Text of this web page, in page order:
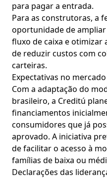
para pagar a entrada.
Para as construtoras, a
oportunidade de
fluxo de caixa e otimizar
de reduzir custos com
carteiras.
Expectativas no
Com a adaptação do
brasileiro, a Creditú
financiamentos
consumidores que já
aprovado. A iniciativa
de facilitar o acesso à
famílias de baixa ou
Declarações das